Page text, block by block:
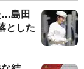
…島田
とした